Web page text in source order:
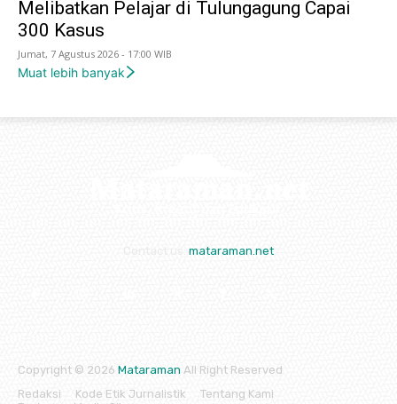
Melibatkan Pelajar di Tulungagung Capai
300 Kasus
Jumat, 7 Agustus 2026 - 17:00 WIB
Muat lebih banyak
mataraman.net
Copyright © 2026 Mataraman All Right Reserved
Redaksi
Kode Etik Jurnalistik
Tentang Kami